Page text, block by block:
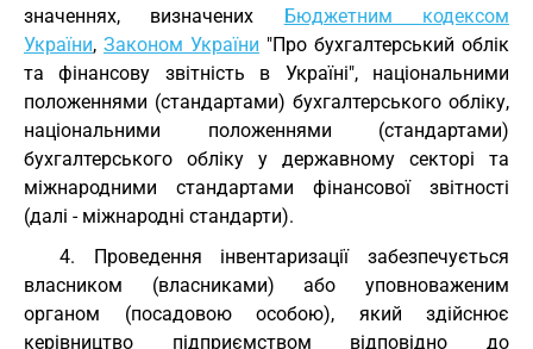
значеннях, визначених Бюджетним кодексом
України, Законом України "Про бухгалтерський облік
та фінансову звітність в Україні", національними
положеннями (стандартами) бухгалтерського обліку,
національними положеннями (стандартами)
бухгалтерського обліку у державному секторі та
міжнародними стандартами фінансової звітності
(далі - міжнародні стандарти).
4. Проведення інвентаризації забезпечується
власником (власниками) або уповноваженим
органом (посадовою особою), який здійснює
керівництво підприємством відповідно до